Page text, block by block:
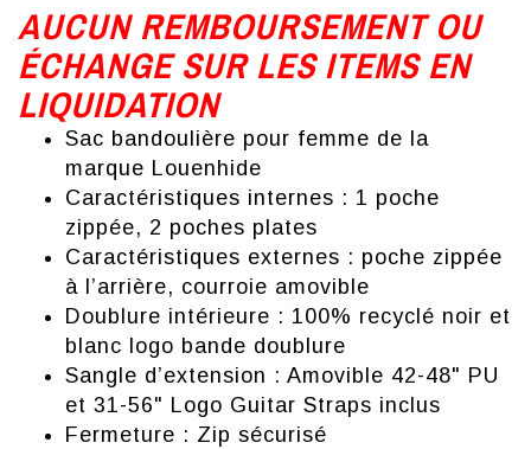
AUCUN REMBOURSEMENT OU
ÉCHANGE SUR LES ITEMS EN
LIQUIDATION
Sac bandoulière pour femme de la
marque Louenhide
Caractéristiques internes : 1 poche
zippée, 2 poches plates
Caractéristiques externes : poche zippée
à l’arrière, courroie amovible
Doublure intérieure : 100% recyclé noir et
blanc logo bande doublure
Sangle d’extension : Amovible 42-48" PU
et 31-56" Logo Guitar Straps inclus
Fermeture : Zip sécurisé